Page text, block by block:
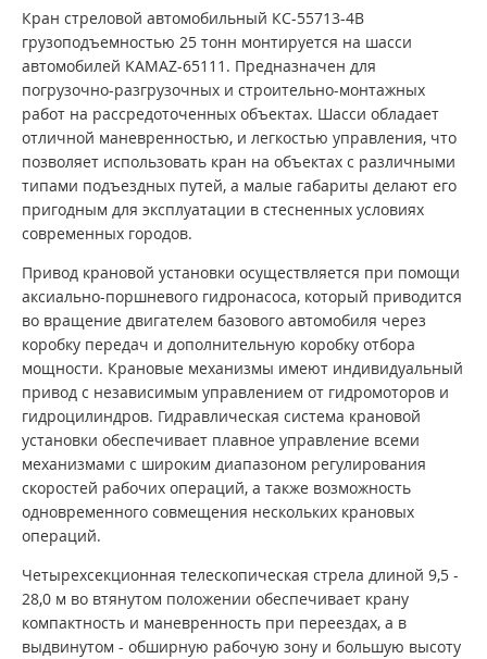
Кран стреловой автомобильный КС-55713-4В
грузоподъемностью 25 тонн монтируется на шасси
автомобилей KAMAZ-65111. Предназначен для
погрузочно-разгрузочных и строительно-монтажных
работ на рассредоточенных объектах. Шасси обладает
отличной маневренностью, и легкостью управления, что
позволяет использовать кран на объектах с различными
типами подъездных путей, а малые габариты делают его
пригодным для эксплуатации в стесненных условиях
современных городов.
Привод крановой установки осуществляется при помощи
аксиально-поршневого гидронасоса, который приводится
во вращение двигателем базового автомобиля через
коробку передач и дополнительную коробку отбора
мощности. Крановые механизмы имеют индивидуальный
привод с независимым управлением от гидромоторов и
гидроцилиндров. Гидравлическая система крановой
установки обеспечивает плавное управление всеми
механизмами с широким диапазоном регулирования
скоростей рабочих операций, а также возможность
одновременного совмещения нескольких крановых
операций.
Четырехсекционная телескопическая стрела длиной 9,5 -
28,0 м во втянутом положении обеспечивает крану
компактность и маневренность при переездах, а в
выдвинутом - обширную рабочую зону и большую высоту